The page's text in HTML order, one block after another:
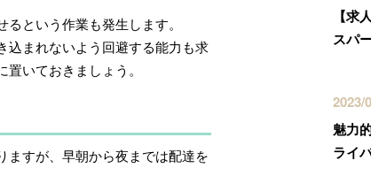
という作業も発生します。
込まれないよう回避する能力も求
いておきましょう。
ますが、早朝から夜までは配達を
【求
スパ
2023/
魅力
ライ